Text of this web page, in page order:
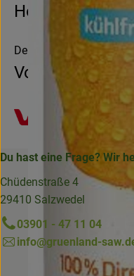
Hersteller:
Deutschland
Voelkel
Du hast eine Frage? Wir
Chüdenstraße 4
29410 Salzwedel
03901 - 47 11 04
info@gruenland-